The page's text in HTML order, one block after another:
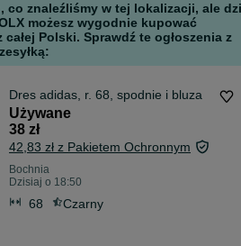
co znaleźliśmy w tej lokalizacji, ale
możesz wygodnie kupować
całej Polski. Sprawdź te ogłoszenia z
Dres adidas, r. 68, spodnie i bluza
Używane
38 zł
42,83 zł z Pakietem Ochronnym
Bochnia
Dzisiaj o 18:50
68 Czarny